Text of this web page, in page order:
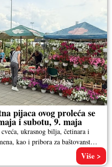
pijaca ovog proleća se
i subotu, 9. maja
ukrasnog bilja, četinara i
kao i pribora za baštovanstvo.
Više >